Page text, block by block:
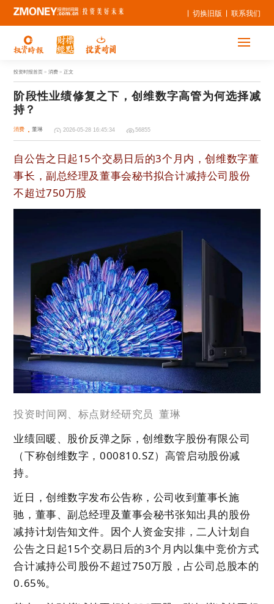
联系我们
切换旧版
投资时报首页 > 消费 > 正文
阶段性业绩修复之下，创维数字高管为何选择减
持？
消费 董琳 2026-05-28 16:45:34 56855
自公告之日起15个交易日后的3个月内，创维数字董
事长，副总经理及董事会秘书拟合计减持公司股份
不超过750万股
投资时间网、标点财经研究员 董琳
业绩回暖、股价反弹之际，创维数字股份有限公司
（下称创维数字，000810.SZ）高管启动股份减
持。
近日，创维数字发布公告称，公司收到董事长施
驰，董事、副总经理及董事会秘书张知出具的股份
减持计划告知文件。因个人资金安排，二人计划自
公告之日起15个交易日后的3个月内以集中竞价方式
合计减持公司股份不超过750万股，占公司总股本的
0.65%。